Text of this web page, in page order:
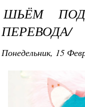
ШЬЁМ
ПЕРЕВОДА/
Понедельник, 15